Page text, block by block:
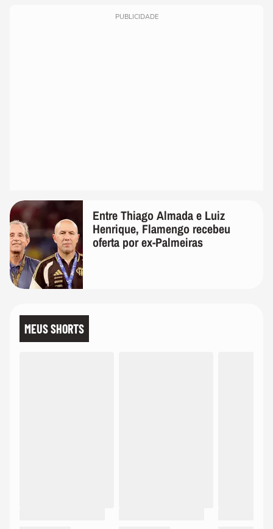
PUBLICIDADE
Entre Thiago Almada e Luiz
Henrique, Flamengo recebeu
oferta por ex-Palmeiras
MEUS SHORTS